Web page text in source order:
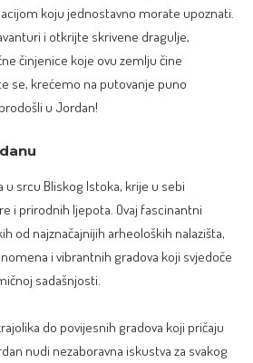
koju jednostavno morate upoznati.
i otkrijte skrivene dragulje,
činjenice koje ovu zemlju čine
se, krećemo na putovanje puno
u Jordan!
srcu Bliskog Istoka, krije u sebi
i prirodnih ljepota. Ovaj fascinantni
od najznačajnijih arheoloških nalazišta,
i vibrantnih gradova koji svjedoče
sadašnjosti.
do povijesnih gradova koji pričaju
nudi nezaboravna iskustva za svakog